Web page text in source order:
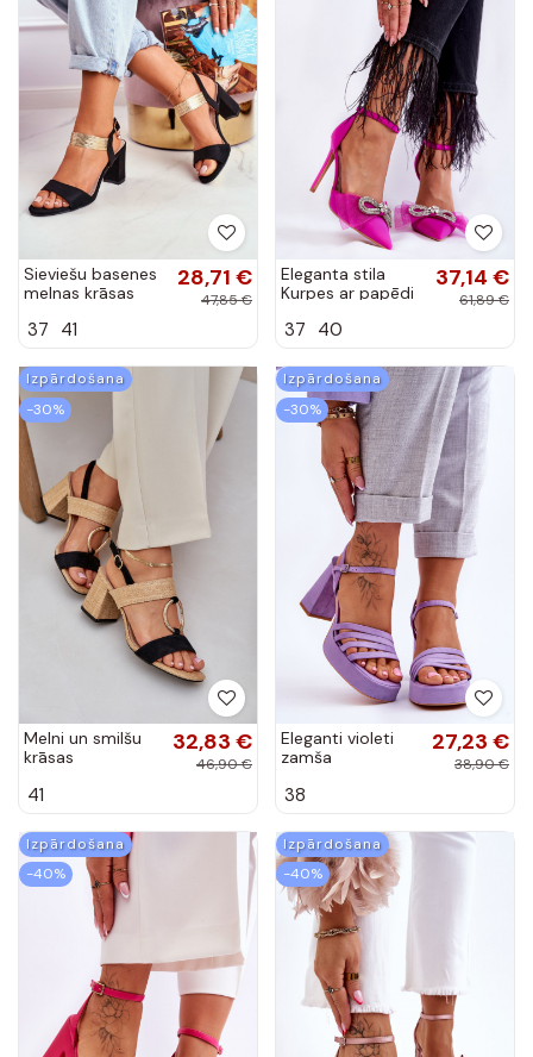
Sieviešu basenes
melnas krāsas
28,71 €
47,85 €
37 41
Eleganta stila
Kurpes ar papēdi
krāsas Hettie
37,14 €
61,89 €
37 40
Izpārdošana
-30%
Melni un smilšu
krāsas
kurpes Afleeria
32,83 €
46,90 €
41
Izpārdošana
-30%
Eleganti violeti
zamša
kurpes ar
27,23 €
38,90 €
38
Izpārdošana
-40%
Izpārdošana
-40%